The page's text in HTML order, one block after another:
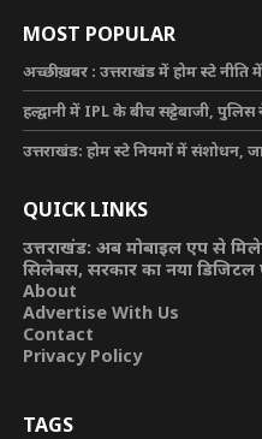
MOST POPULAR
अच्छी ख़बर : उत्तराखंड में होम स्टे
हल्द्वानी में IPL के बीच सट्टेबाजी,
उत्तराखंड: होम स्टे नियमों में संशोधन,
QUICK LINKS
उत्तराखंड: अब मोबाइल एप से
सिलेबस, सरकार का नया डिजिटल
About
Advertise With Us
Contact
Privacy Policy
TAGS